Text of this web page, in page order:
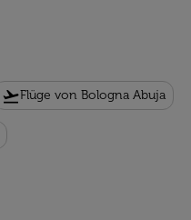
flight_takeoffFlüge von Bologna Abuja